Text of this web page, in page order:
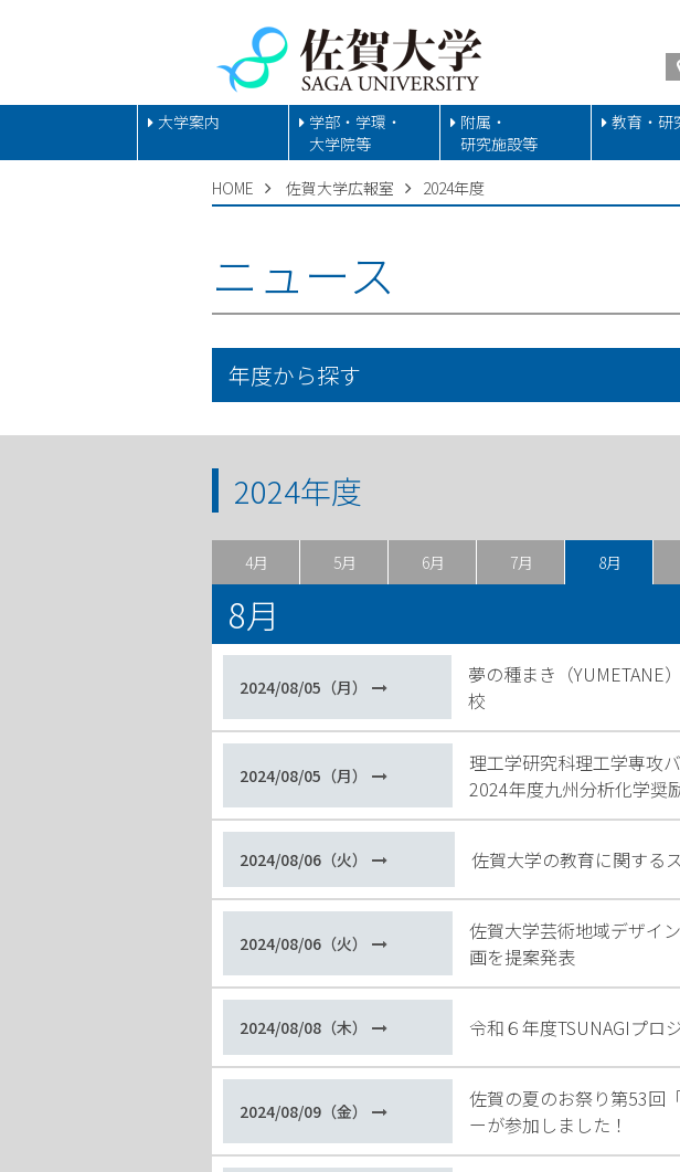
大学案内
学部・学環・
大学院等
附属・
研究施設等
教育・研
HOME 佐賀大学広報室 2024年度
ニュース
年度から探す
2024年度
4月 5月 6月 7月 8月
8月
2024/08/05（月）
夢の種まき（
校
2024/08/05（月）
理工学研究科理工学専攻
2024年度九州分析化学奨
2024/08/06（火） 佐賀大学の教育に関する
2024/08/06（火）
佐賀大学芸術地域デザイ
画を提案発表
2024/08/08（木） 令和６年度TSUNAGIプロ
2024/08/09（金）
佐賀の夏のお祭り第53回
ーが参加しました！